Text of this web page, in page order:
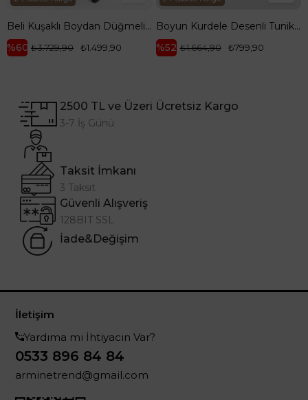
Beli Kuşaklı Boydan Düğmeli Tunik-Siyah 25YT421
%60
₺1.499,90
₺3.729,90
Boyun Kurdele Desenli Tunik-Mavi 25YT303
%52
₺799,90
₺1.664,90
2500 TL ve Üzeri Ücretsiz Kargo
3-7 İş Günü
Taksit İmkanı
3 Taksit
Güvenli Alışveriş
128BIT SSL
İade&Değişim
İletişim
Yardıma mı İhtiyacın Var?
0533 896 84 84
arminetrend@gmail.com